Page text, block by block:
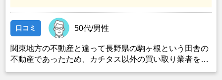
口コミ 50代/男性
関東地方の不動産と違って長野県の駒ヶ根という田舎の
不動産であったため、カチタス以外の買い取り業者をみ